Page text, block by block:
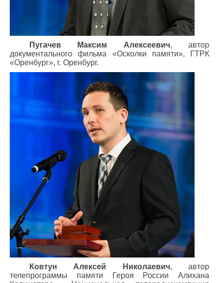
Пугачев Максим Алексеевич, автор
документального фильма «Осколки памяти», ГТРК
«Оренбург», г. Оренбург.
Ковтун Алексей Николаевич, автор
телепрограммы памяти Героя России Алихана